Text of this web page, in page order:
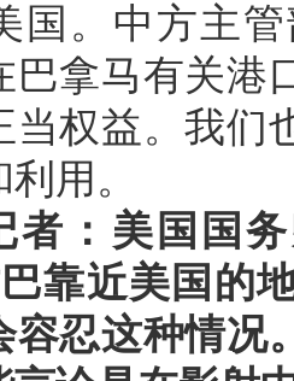
国。中方主
巴拿马有关港
当权益。我们
用。
者：美国国
靠近美国的
容忍这种情况